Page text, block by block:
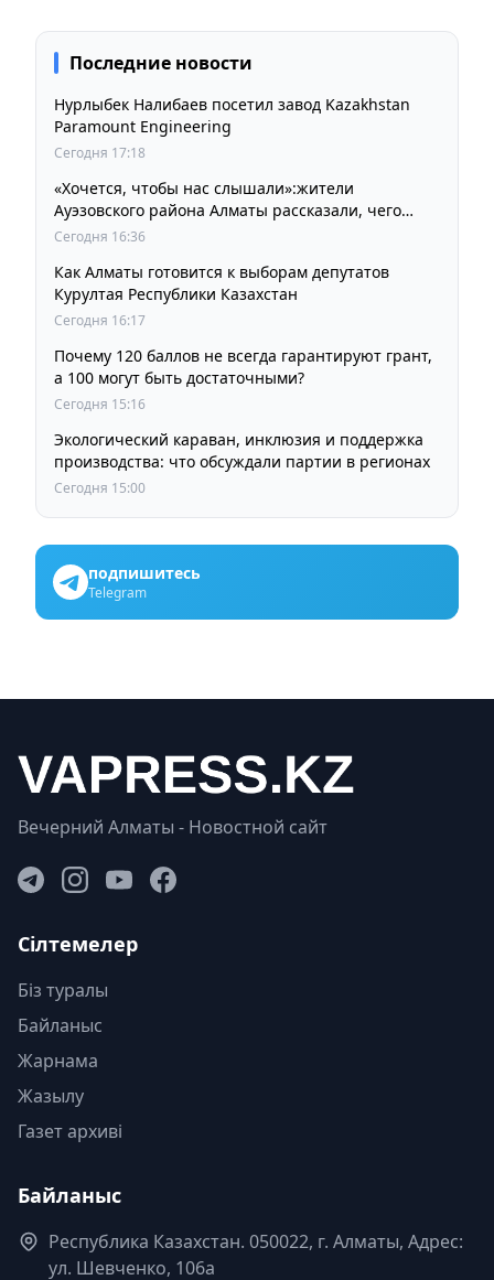
Последние новости
Нурлыбек Налибаев посетил завод Kazakhstan
Paramount Engineering
Сегодня 17:18
«Хочется, чтобы нас слышали»:жители
Ауэзовского района Алматы рассказали, чего
ждут от выборов депутатов Курултая
Сегодня 16:36
Как Алматы готовится к выборам депутатов
Курултая Республики Казахстан
Сегодня 16:17
Почему 120 баллов не всегда гарантируют грант,
а 100 могут быть достаточными?
Сегодня 15:16
Экологический караван, инклюзия и поддержка
производства: что обсуждали партии в регионах
Сегодня 15:00
подпишитесь
Telegram
Вечерний Алматы - Новостной сайт
Сілтемелер
Біз туралы
Байланыс
Жарнама
Жазылу
Газет архиві
Байланыс
Республика Казахстан. 050022, г. Алматы, Адрес:
ул. Шевченко, 106а